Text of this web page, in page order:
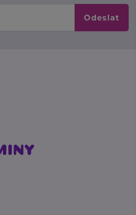
Odeslat